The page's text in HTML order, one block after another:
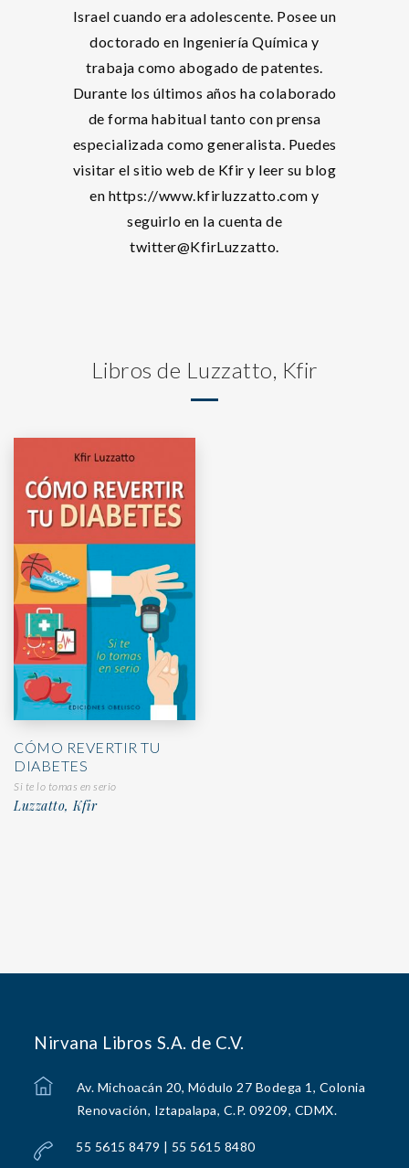
Israel cuando era adolescente. Posee un
doctorado en Ingeniería Química y
trabaja como abogado de patentes.
Durante los últimos años ha colaborado
de forma habitual tanto con prensa
especializada como generalista. Puedes
visitar el sitio web de Kfir y leer su blog
en https://www.kfirluzzatto.com y
seguirlo en la cuenta de
twitter@KfirLuzzatto.
Libros de Luzzatto, Kfir
CÓMO REVERTIR TU
DIABETES
Si te lo tomas en serio
Luzzatto, Kfir
Nirvana Libros S.A. de C.V.
Av. Michoacán 20, Módulo 27 Bodega 1, Colonia
Renovación, Iztapalapa, C.P. 09209, CDMX.
55 5615 8479 | 55 5615 8480